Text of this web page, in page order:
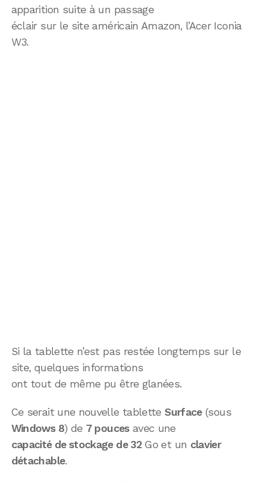
apparition suite à un passage
éclair sur le site américain Amazon, l’Acer Iconia
W3.
Si la tablette n’est pas restée longtemps sur le
site, quelques informations
ont tout de même pu être glanées.
Ce serait une nouvelle tabletteSurface(sous
Windows 8) de 7 poucesavec une
capacité de stockage de 32 Go et un clavier
détachable.